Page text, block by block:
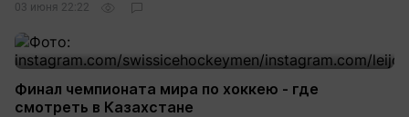
03 июня 22:22
Финал чемпионата мира по хоккею - где
смотреть в Казахстане